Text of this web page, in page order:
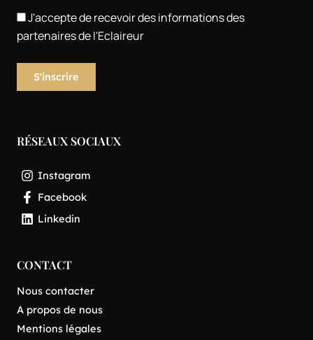
J'accepte de recevoir des informations des
partenaires de l'Eclaireur
RÉSEAUX SOCIAUX
Instagram
Facebook
Linkedin
CONTACT
Nous contacter
A propos de nous
Mentions légales